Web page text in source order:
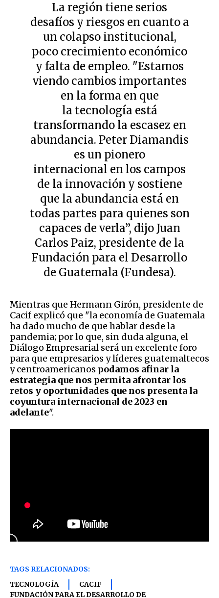
La región tiene serios
desafíos y riesgos en cuanto a
un colapso institucional,
poco crecimiento económico
y falta de empleo. "Estamos
viendo cambios importantes
en la forma en que
la tecnología está
transformando la escasez en
abundancia. Peter Diamandis
es un pionero
internacional en los campos
de la innovación y sostiene
que la abundancia está en
todas partes para quienes son
capaces de verla”, dijo Juan
Carlos Paiz, presidente de la
Fundación para el Desarrollo
de Guatemala (Fundesa).
Mientras que Hermann Girón, presidente de
Cacif explicó que "la economía de Guatemala
ha dado mucho de que hablar desde la
pandemia; por lo que, sin duda alguna, el
Diálogo Empresarial será un excelente foro
para que empresarios y líderes guatemaltecos
y centroamericanos podamos afinar la
estrategia que nos permita afrontar los
retos y oportunidades que nos presenta la
coyuntura internacional de 2023 en
adelante".
TAGS RELACIONADOS:
TECNOLOGÍA
CACIF
FUNDACIÓN PARA EL DESARROLLO DE